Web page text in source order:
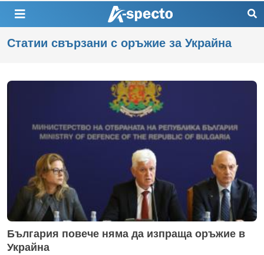
Статии свързани с оръжие за Украйна
България повече няма да изпраща оръжие в
Украйна